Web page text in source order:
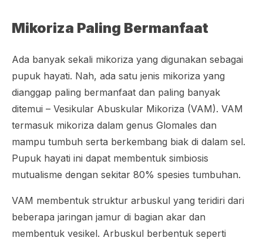
Mikoriza Paling Bermanfaat
Ada banyak sekali mikoriza yang digunakan sebagai
pupuk hayati. Nah, ada satu jenis mikoriza yang
dianggap paling bermanfaat dan paling banyak
ditemui – Vesikular Abuskular Mikoriza (VAM). VAM
termasuk mikoriza dalam genus Glomales dan
mampu tumbuh serta berkembang biak di dalam sel.
Pupuk hayati ini dapat membentuk simbiosis
mutualisme dengan sekitar 80% spesies tumbuhan.
VAM membentuk struktur arbuskul yang teridiri dari
beberapa jaringan jamur di bagian akar dan
membentuk vesikel. Arbuskul berbentuk seperti